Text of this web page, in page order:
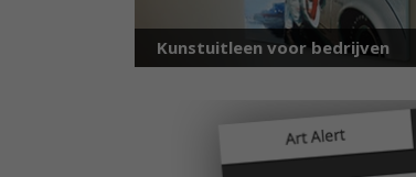
Kunstuitleen voor bedrijven